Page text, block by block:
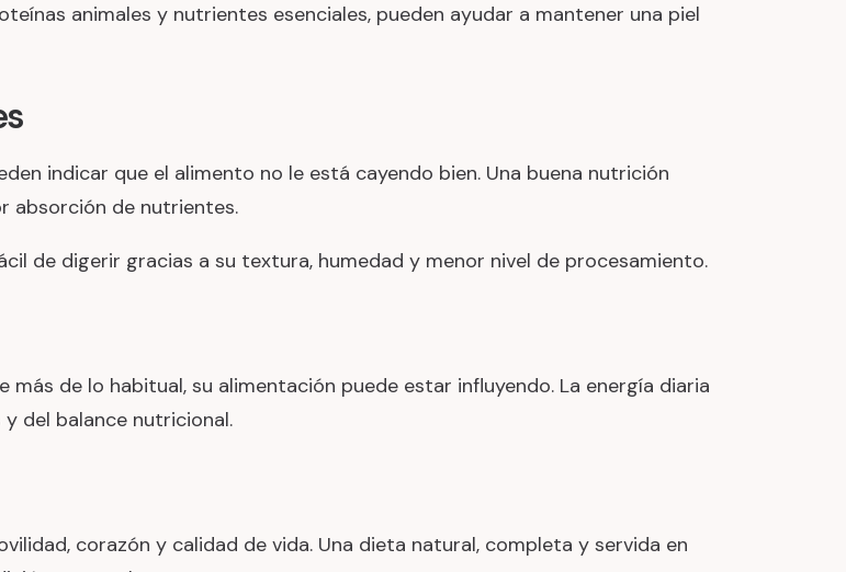
animales y nutrientes esenciales, pueden ayudar a mantener una piel
indicar que el alimento no le está cayendo bien. Una buena nutrición
absorción de nutrientes.
de digerir gracias a su textura, humedad y menor nivel de procesamiento.
de lo habitual, su alimentación puede estar influyendo. La energía diaria
del balance nutricional.
corazón y calidad de vida. Una dieta natural, completa y servida en